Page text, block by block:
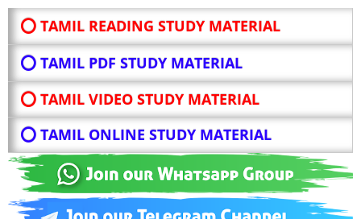
⭕ TAMIL READING STUDY MATERIAL
⭕ TAMIL PDF STUDY MATERIAL
⭕ TAMIL VIDEO STUDY MATERIAL
⭕ TAMIL ONLINE STUDY MATERIAL